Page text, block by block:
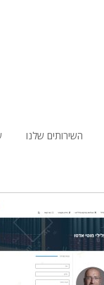
השירותים שלנו